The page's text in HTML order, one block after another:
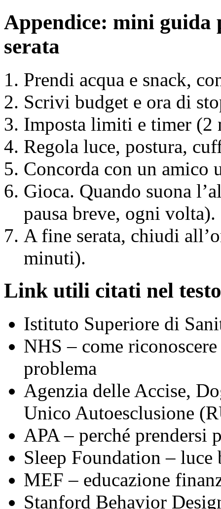
Appendice: mini guida
serata
Prendi acqua e snack,
Scrivi budget e ora di
Imposta limiti e timer (2
Regola luce, postura,
Concorda con un amico
Gioca. Quando suona
pausa breve, ogni volta).
A fine serata, chiudi
minuti).
Link utili citati nel
Istituto Superiore di
NHS – come
problema
Agenzia delle Accise,
Unico Autoesclusione
APA – perché prendersi
Sleep Foundation –
MEF – educazione
Stanford Behavior